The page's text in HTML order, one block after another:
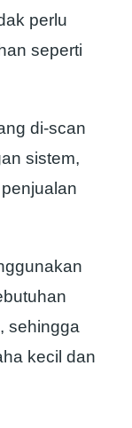
perlu
seperti
di-scan
sistem,
sehingga
kecil dan